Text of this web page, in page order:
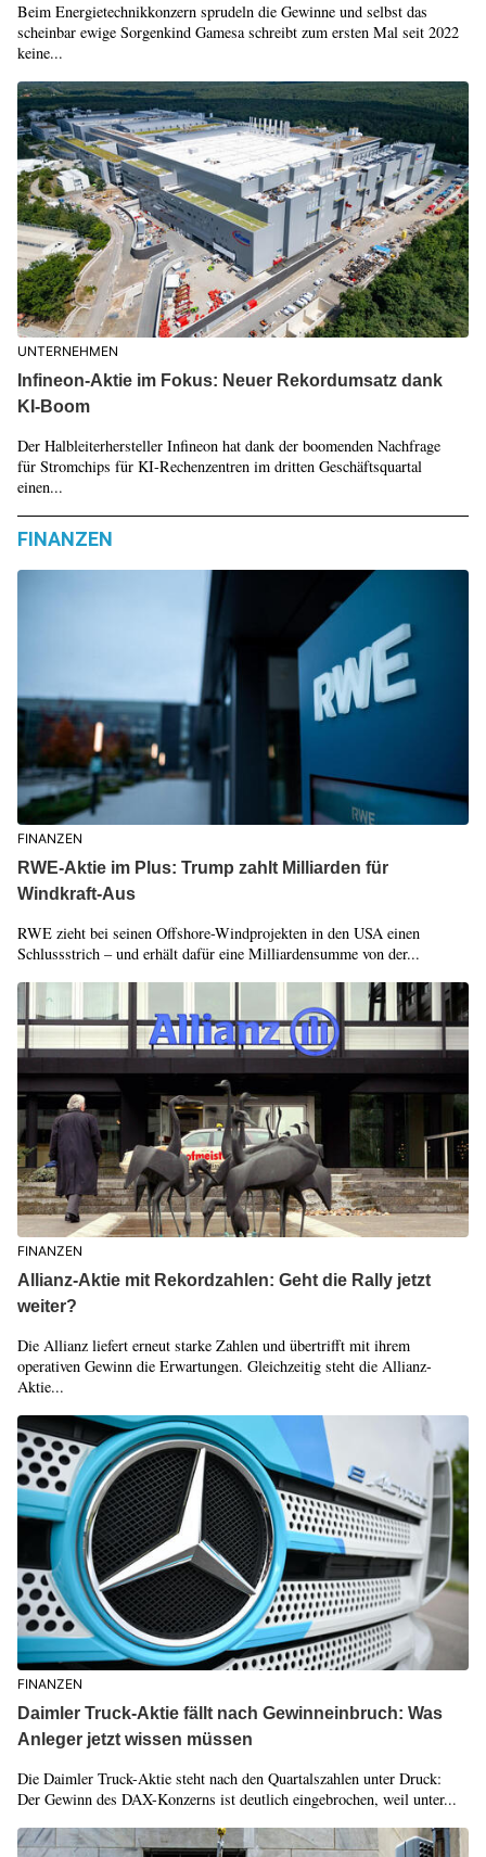
Beim Energietechnikkonzern sprudeln die Gewinne und selbst das
scheinbar ewige Sorgenkind Gamesa schreibt zum ersten Mal seit 2022
keine...
UNTERNEHMEN
Infineon-Aktie im Fokus: Neuer Rekordumsatz dank
KI-Boom
Der Halbleiterhersteller Infineon hat dank der boomenden Nachfrage
für Stromchips für KI-Rechenzentren im dritten Geschäftsquartal
einen...
FINANZEN
FINANZEN
RWE-Aktie im Plus: Trump zahlt Milliarden für
Windkraft-Aus
RWE zieht bei seinen Offshore-Windprojekten in den USA einen
Schlussstrich – und erhält dafür eine Milliardensumme von der...
FINANZEN
Allianz-Aktie mit Rekordzahlen: Geht die Rally jetzt
weiter?
Die Allianz liefert erneut starke Zahlen und übertrifft mit ihrem
operativen Gewinn die Erwartungen. Gleichzeitig steht die Allianz-
Aktie...
FINANZEN
Daimler Truck-Aktie fällt nach Gewinneinbruch: Was
Anleger jetzt wissen müssen
Die Daimler Truck-Aktie steht nach den Quartalszahlen unter Druck:
Der Gewinn des DAX-Konzerns ist deutlich eingebrochen, weil unter...